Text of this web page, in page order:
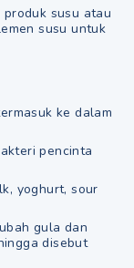
susu atau
susu untuk
ke dalam
pencinta
yoghurt, sour
gula dan
disebut